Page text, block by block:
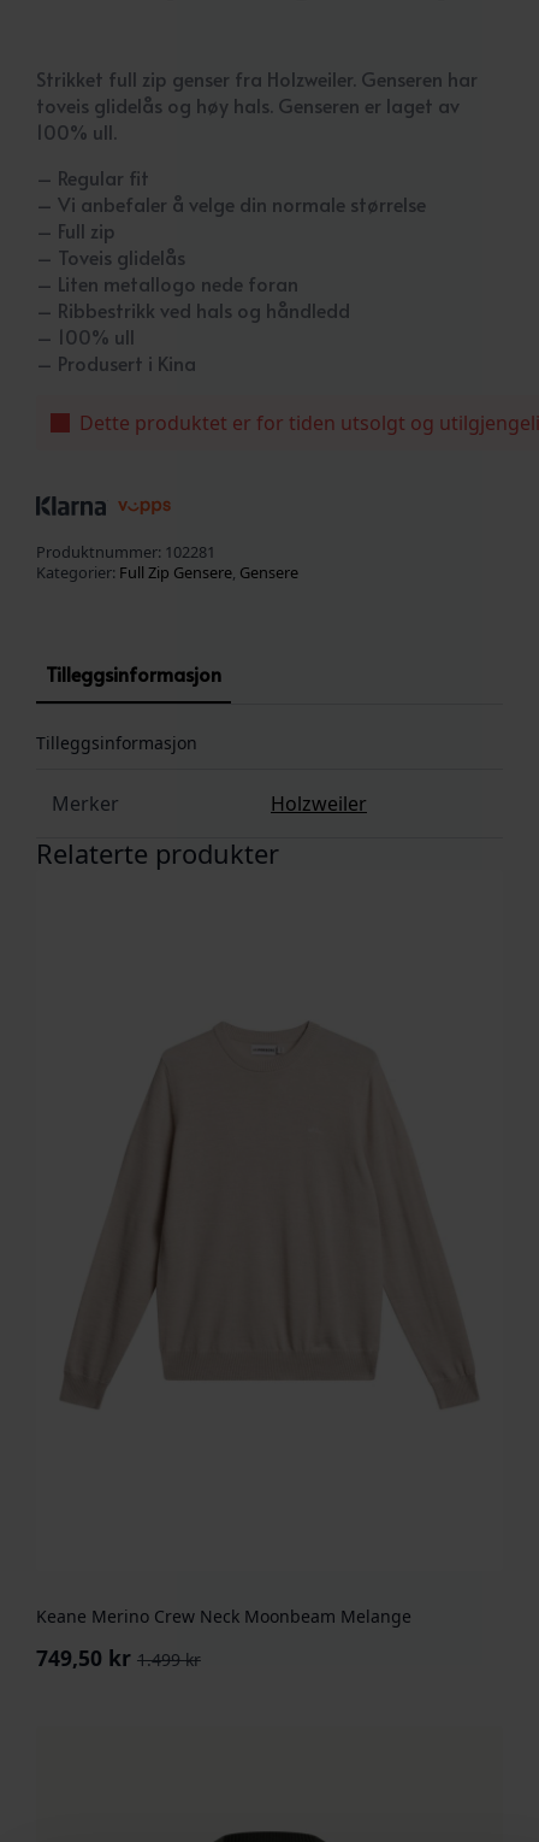
Strikket full zip genser fra Holzweiler. Genseren har
toveis glidelås og høy hals. Genseren er laget av
100% ull.
– Regular fit
– Vi anbefaler å velge din normale størrelse
– Full zip
– Toveis glidelås
– Liten metallogo nede foran
– Ribbestrikk ved hals og håndledd
– 100% ull
– Produsert i Kina
Dette produktet er for tiden utsolgt og
Produktnummer: 102281
Kategorier: Full Zip Gensere, Gensere
Tilleggsinformasjon
Tilleggsinformasjon
Merker Holzweiler
Relaterte produkter
Keane Merino Crew Neck Moonbeam Melange
1.499kr
Opprinnelig
749,50 kr
Nåværende